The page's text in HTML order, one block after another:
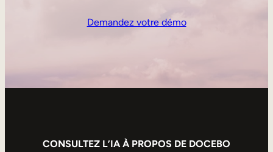
Demandez votre démo
CONSULTEZ L’IA À PROPOS DE DOCEBO